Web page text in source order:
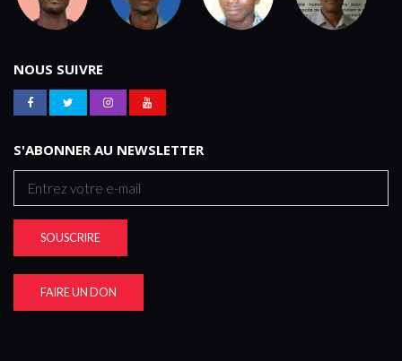
NOUS SUIVRE
S'ABONNER AU NEWSLETTER
SOUSCRIRE
FAIRE UN DON